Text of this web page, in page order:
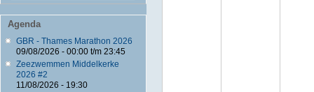
Agenda
GBR - Thames Marathon 2026
09/08/2026 - 00:00t/m 23:45
Zeezwemmen Middelkerke
2026 #2
11/08/2026 - 19:30